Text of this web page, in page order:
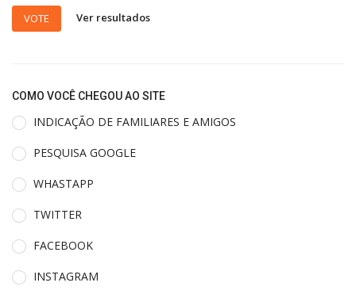
VOTE Ver resultados
COMO VOCÊ CHEGOU AO SITE
INDICAÇÃO DE FAMILIARES E AMIGOS
PESQUISA GOOGLE
WHASTAPP
TWITTER
FACEBOOK
INSTAGRAM